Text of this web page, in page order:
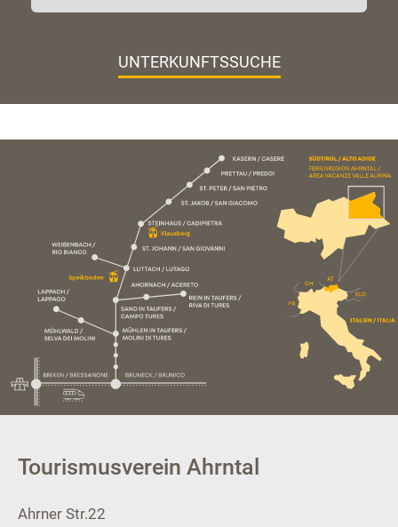
UNTERKUNFTSSUCHE
Tourismusverein Ahrntal
Ahrner Str.22